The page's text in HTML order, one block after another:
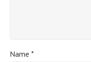
Name *